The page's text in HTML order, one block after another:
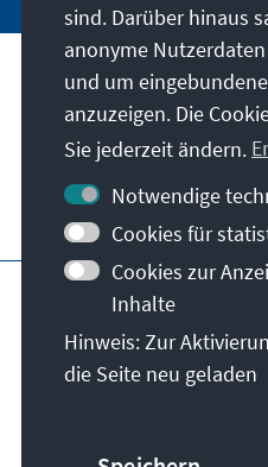
Unser Auftrag
Kontakt
Weitere Angebote der
Impressum
Erklärung zur
© Konrad-
sind. Darüber hinaus
anonyme
und um
anzuzeigen. Die
Sie jederzeit ändern.
Notwendige
Cookies für
Cookies zur
Inhalte
Hinweis: Zur
die Seite neu geladen